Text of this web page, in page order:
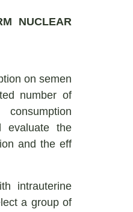
NUCLEAR
on semen
number of
evaluate the
and the eff
intrauterine
a group of